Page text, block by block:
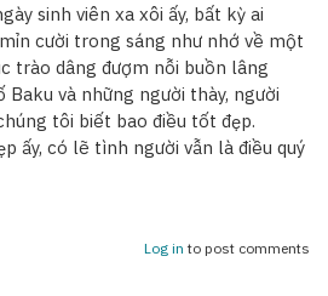
sinh viên xa xôi ấy, bất kỳ ai
cười trong sáng như nhớ về một
trào dâng đượm nỗi buồn lâng
và những người thày, người
tôi biết bao điều tốt đẹp.
ấy, có lẽ tình người vẫn là điều quý
Log in to post comments